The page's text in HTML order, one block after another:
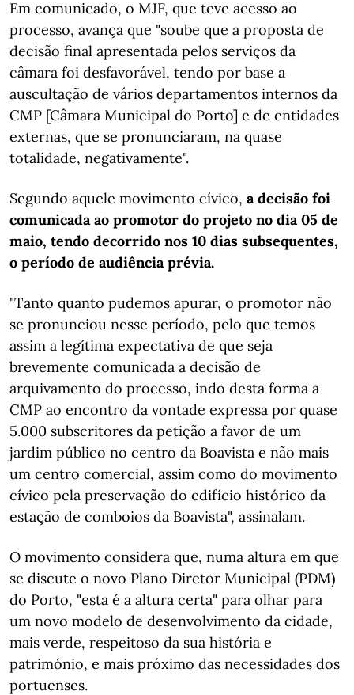
Em comunicado, o MJF, que teve acesso ao
processo, avança que "soube que a proposta de
decisão final apresentada pelos serviços da
câmara foi desfavorável, tendo por base a
auscultação de vários departamentos internos da
CMP [Câmara Municipal do Porto] e de entidades
externas, que se pronunciaram, na quase
totalidade, negativamente".
Segundo aquele movimento cívico, a decisão foi
comunicada ao promotor do projeto no dia 05 de
maio, tendo decorrido nos 10 dias subsequentes,
o período de audiência prévia.
"Tanto quanto pudemos apurar, o promotor não
se pronunciou nesse período, pelo que temos
assim a legítima expectativa de que seja
brevemente comunicada a decisão de
arquivamento do processo, indo desta forma a
CMP ao encontro da vontade expressa por quase
5.000 subscritores da petição a favor de um
jardim público no centro da Boavista e não mais
um centro comercial, assim como do movimento
cívico pela preservação do edifício histórico da
estação de comboios da Boavista", assinalam.
O movimento considera que, numa altura em que
se discute o novo Plano Diretor Municipal (PDM)
do Porto, "esta é a altura certa" para olhar para
um novo modelo de desenvolvimento da cidade,
mais verde, respeitoso da sua história e
património, e mais próximo das necessidades dos
portuenses.